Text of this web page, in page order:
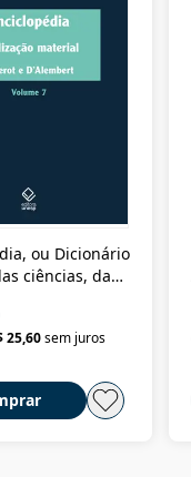
ou Dicionário
ciências, das
material
25,60sem juros